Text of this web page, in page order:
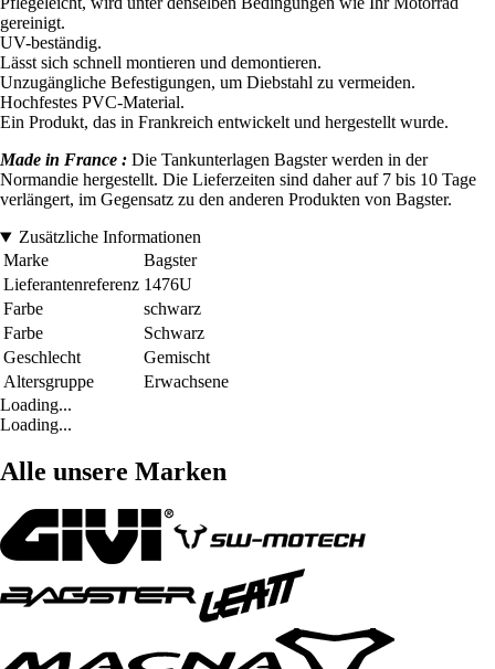
gereinigt.
UV-beständig.
Lässt sich schnell montieren und demontieren.
Unzugängliche Befestigungen, um Diebstahl zu vermeiden.
Hochfestes PVC-Material.
Ein Produkt, das in Frankreich entwickelt und hergestellt wurde.
Made in France : Die Tankunterlagen Bagster werden in der
Normandie hergestellt. Die Lieferzeiten sind daher auf 7 bis 10 Tage
verlängert, im Gegensatz zu den anderen Produkten von Bagster.
Zusätzliche Informationen
Marke
Bagster
Lieferantenreferenz 1476U
Farbe
schwarz
Farbe
Schwarz
Geschlecht
Gemischt
Altersgruppe
Erwachsene
Loading...
Loading...
Alle unsere Marken